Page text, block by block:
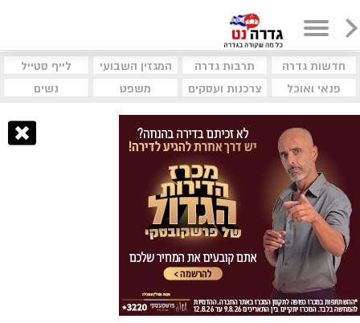
חדשות גדרה תרבות גדרה המגזין השבועי
לייף סטייל
פנאי ואוכל
צרכנות ועסקים משפט נשים